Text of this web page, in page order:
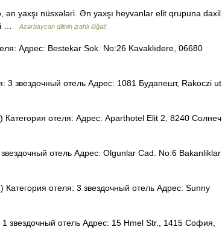
yaxşı nüsxələri. Ən yaxşı heyvanlar elit qrupuna daxil
…
Azərbaycan dilinin izahlı lüğəti
Адрес: Bestekar Sok. No:26 Kavaklıdere, 06680
3 звездочный отель Адрес: 1081 Будапешт, Rakoczi ut
отеля: Адрес: Aparthotel Elit 2, 8240 Солнеч
отель Адрес: Olgunlar Cad. No:6 Bakanliklar
отеля: 3 звездочный отель Адрес: Sunny
звездочный отель Адрес: 15 Hmel Str., 1415 София,